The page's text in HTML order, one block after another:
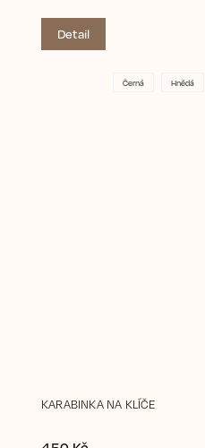
Detail
Černá Hnědá
KARABINKA NA KLÍČE